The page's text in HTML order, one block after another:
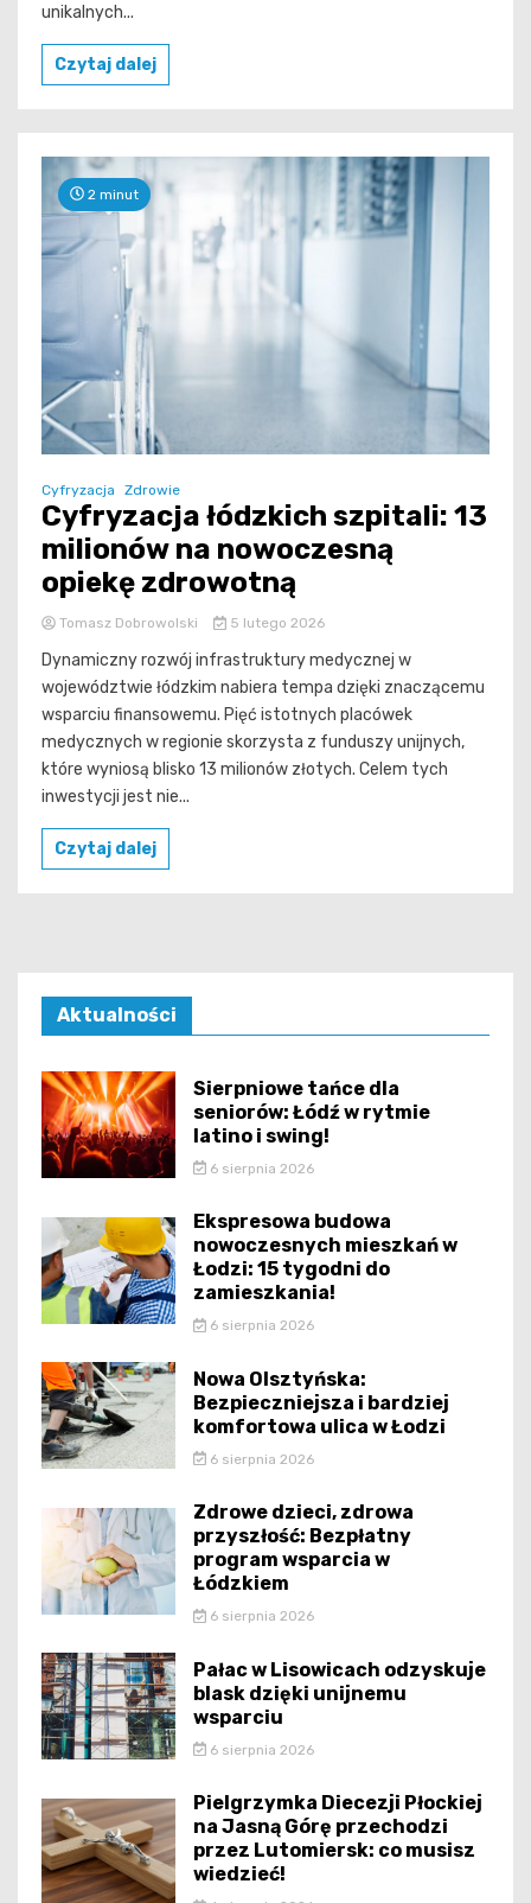
unikalnych...
Czytaj dalej
2 minut
Cyfryzacja Zdrowie
Cyfryzacja łódzkich szpitali: 13
milionów na nowoczesną
opiekę zdrowotną
Tomasz Dobrowolski 5 lutego 2026
Dynamiczny rozwój infrastruktury medycznej w
województwie łódzkim nabiera tempa dzięki znaczącemu
wsparciu finansowemu. Pięć istotnych placówek
medycznych w regionie skorzysta z funduszy unijnych,
które wyniosą blisko 13 milionów złotych. Celem tych
inwestycji jest nie...
Czytaj dalej
Aktualności
Sierpniowe tańce dla
seniorów: Łódź w rytmie
latino i swing!
6 sierpnia 2026
Ekspresowa budowa
nowoczesnych mieszkań w
Łodzi: 15 tygodni do
zamieszkania!
6 sierpnia 2026
Nowa Olsztyńska:
Bezpieczniejsza i bardziej
komfortowa ulica w Łodzi
6 sierpnia 2026
Zdrowe dzieci, zdrowa
przyszłość: Bezpłatny
program wsparcia w
Łódzkiem
6 sierpnia 2026
Pałac w Lisowicach odzyskuje
blask dzięki unijnemu
wsparciu
6 sierpnia 2026
Pielgrzymka Diecezji Płockiej
na Jasną Górę przechodzi
przez Lutomiersk: co musisz
wiedzieć!